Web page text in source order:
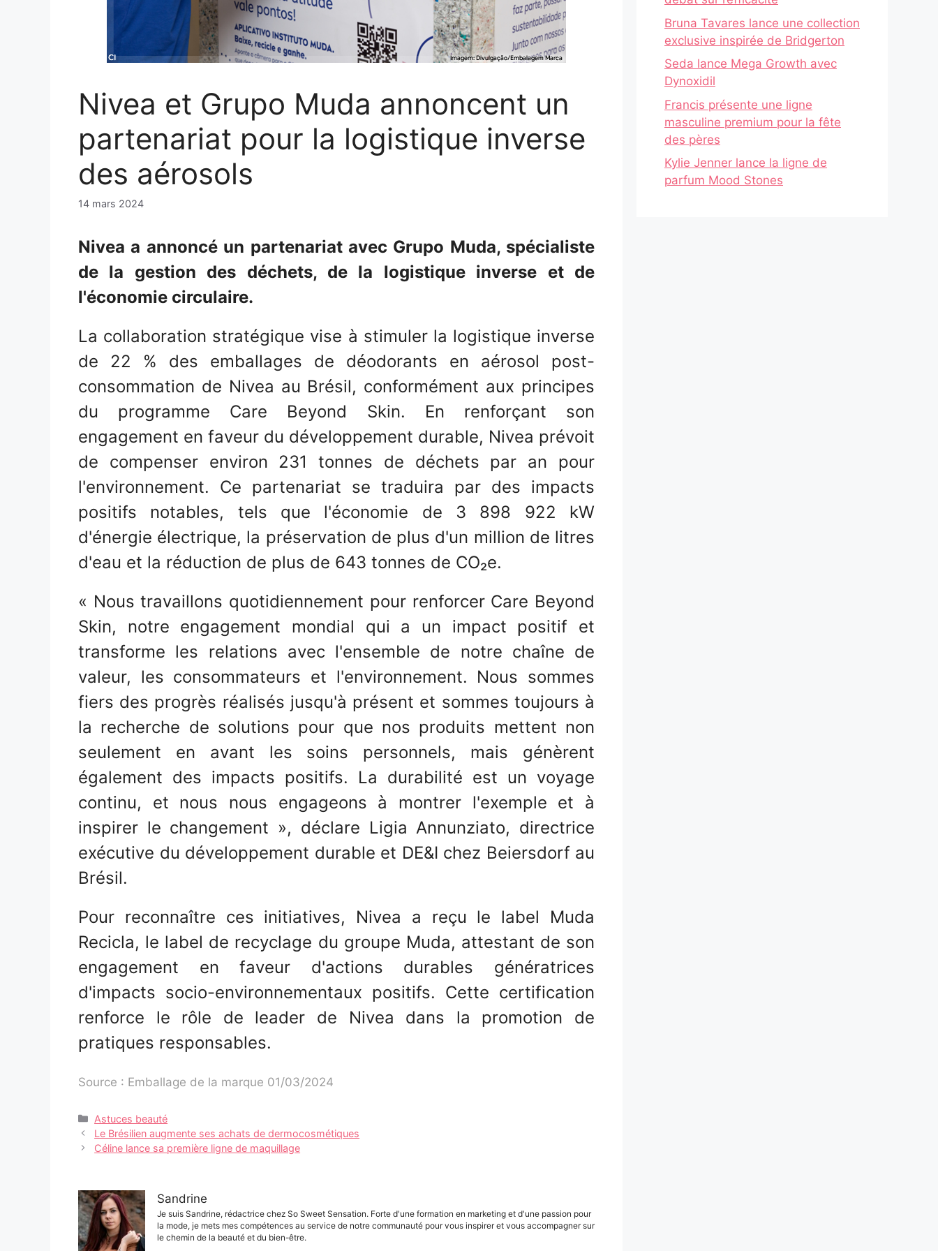
Nivea et Grupo Muda annoncent un
partenariat pour la logistique inverse
des aérosols
14 mars 2024
Nivea a annoncé un partenariat avec Grupo Muda, spécialiste
de la gestion des déchets, de la logistique inverse et de
l'économie circulaire.
La collaboration stratégique vise à stimuler la logistique inverse
de 22 % des emballages de déodorants en aérosol post-
consommation de Nivea au Brésil, conformément aux principes
du programme Care Beyond Skin. En renforçant son
engagement en faveur du développement durable, Nivea prévoit
de compenser environ 231 tonnes de déchets par an pour
l'environnement. Ce partenariat se traduira par des impacts
positifs notables, tels que l'économie de 3 898 922 kW
d'énergie électrique, la préservation de plus d'un million de litres
d'eau et la réduction de plus de 643 tonnes de CO₂e.
« Nous travaillons quotidiennement pour renforcer Care Beyond
Skin, notre engagement mondial qui a un impact positif et
transforme les relations avec l'ensemble de notre chaîne de
valeur, les consommateurs et l'environnement. Nous sommes
fiers des progrès réalisés jusqu'à présent et sommes toujours à
la recherche de solutions pour que nos produits mettent non
seulement en avant les soins personnels, mais génèrent
également des impacts positifs. La durabilité est un voyage
continu, et nous nous engageons à montrer l'exemple et à
inspirer le changement », déclare Ligia Annunziato, directrice
exécutive du développement durable et DE&I chez Beiersdorf au
Brésil.
Pour reconnaître ces initiatives, Nivea a reçu le label Muda
Recicla, le label de recyclage du groupe Muda, attestant de son
engagement en faveur d'actions durables génératrices
d'impacts socio-environnementaux positifs. Cette certification
renforce le rôle de leader de Nivea dans la promotion de
pratiques responsables.
Source : Emballage de la marque 01/03/2024
Catégories
Astuces beauté
Navigation
des
Le Brésilien augmente ses achats de dermocosmétiques
Céline lance sa première ligne de maquillage
Sandrine
Je suis Sandrine, rédactrice chez So Sweet Sensation. Forte d'une formation en marketing et d'une passion pour
la mode, je mets mes compétences au service de notre communauté pour vous inspirer et vous accompagner sur
le chemin de la beauté et du bien-être.
Bruna Tavares lance une collection
exclusive inspirée de Bridgerton
Seda lance Mega Growth avec
Dynoxidil
Francis présente une ligne
masculine premium pour la fête
des pères
Kylie Jenner lance la ligne de
parfum Mood Stones